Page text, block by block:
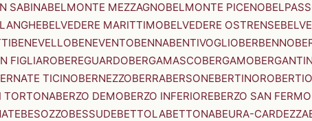
SABINABELMONTE MEZZAGNOBELMONTE PICENO
BELVEDERE MARITTIMOBELVEDERE OSTRENSE
BENEVELLOBENEVENTOBENNABENTIVOGLIOBERBENNO
FIGLIAROBEREGUARDOBERGAMASCOBERGAMO
TICINOBERNEZZOBERRABERSONEBERTINORO
TORTONABERZO DEMOBERZO INFERIOREBERZO SAN FERMO
BESOZZOBESSUDEBETTOLABETTONABEURA-CARDEZZA